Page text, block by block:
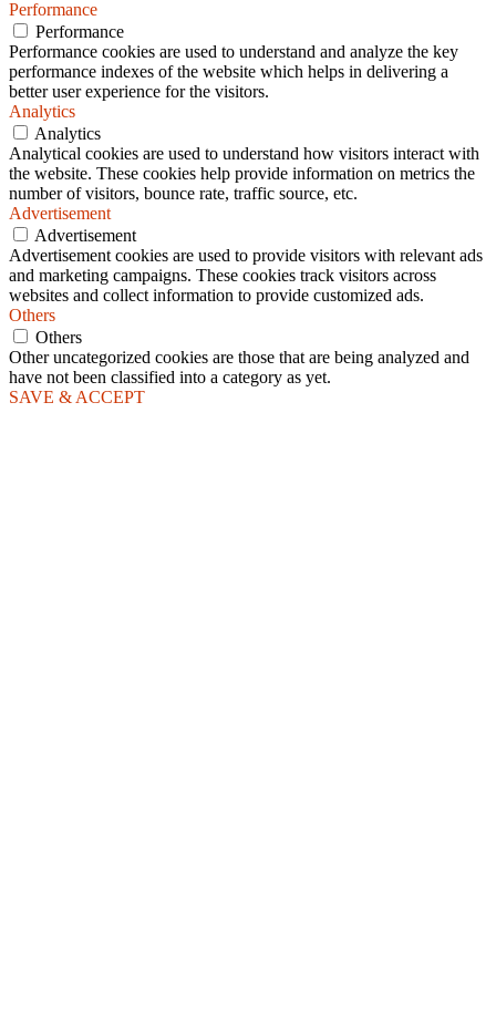
Performance
Performance
Performance cookies are used to understand and analyze the key
performance indexes of the website which helps in delivering a
better user experience for the visitors.
Analytics
Analytics
Analytical cookies are used to understand how visitors interact with
the website. These cookies help provide information on metrics the
number of visitors, bounce rate, traffic source, etc.
Advertisement
Advertisement
Advertisement cookies are used to provide visitors with relevant ads
and marketing campaigns. These cookies track visitors across
websites and collect information to provide customized ads.
Others
Others
Other uncategorized cookies are those that are being analyzed and
have not been classified into a category as yet.
SAVE & ACCEPT